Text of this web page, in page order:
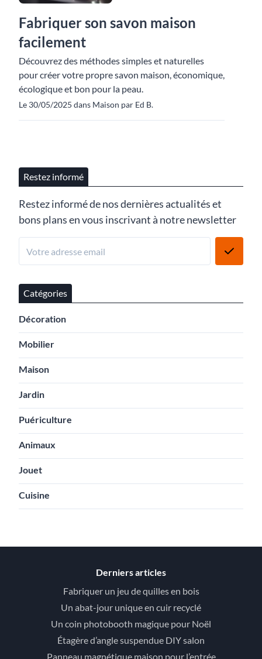
Fabriquer son savon maison
facilement
Découvrez des méthodes simples et naturelles
pour créer votre propre savon maison, économique,
écologique et bon pour la peau.
Le 30/05/2025 dans Maison par Ed B.
Restez informé
Restez informé de nos dernières actualités et
bons plans en vous inscrivant à notre newsletter
Catégories
Décoration
Mobilier
Maison
Jardin
Puériculture
Animaux
Jouet
Cuisine
Derniers articles
Fabriquer un jeu de quilles en bois
Un abat-jour unique en cuir recyclé
Un coin photobooth magique pour Noël
Étagère d’angle suspendue DIY salon
Panneau magnétique maison pour l’entrée